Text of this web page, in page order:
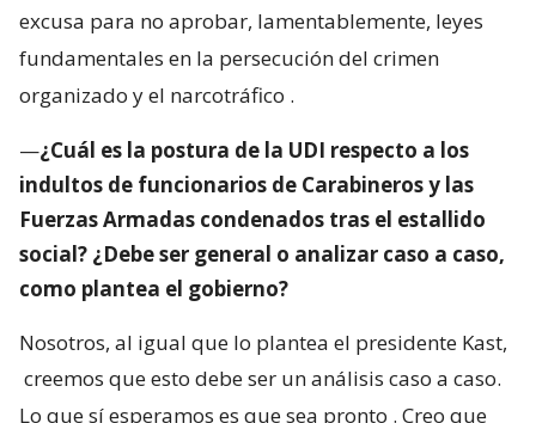
excusa para no aprobar, lamentablemente, leyes
fundamentales en la persecución del crimen
organizado y el narcotráfico .
—¿Cuál es la postura de la UDI respecto a los
indultos de funcionarios de Carabineros y las
Fuerzas Armadas condenados tras el estallido
social? ¿Debe ser general o analizar caso a caso,
como plantea el gobierno?
Nosotros, al igual que lo plantea el presidente Kast,
creemos que esto debe ser un análisis caso a caso.
Lo que sí esperamos es que sea pronto . Creo que